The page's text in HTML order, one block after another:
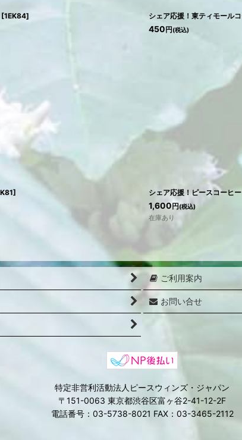
[1EK84] シェア応援！東ティモール
450 円 (税込)
] シェア応援！ピースコーヒ
1,600円(税込)
在庫あり
ご利用案内
お問い合せ
特定非営利活動法人ピースウィンズ・ジャパン
〒151-0063 東京都渋谷区富ヶ谷2-41-12-2F
電話番号：03-5738-8021 FAX：03-3465-2112